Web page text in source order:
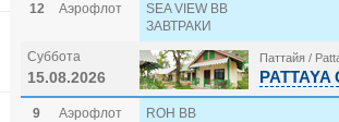
12 Аэрофлот
SEA VIEW BB
ЗАВТРАКИ
Суббота
15.08.2026
Паттайя /
PATTAYA
9 Аэрофлот
ROH BB